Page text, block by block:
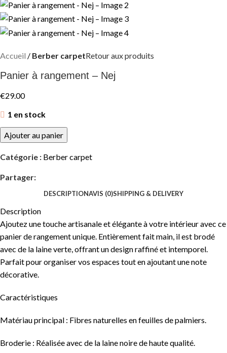
Accueil Berber carpetRetour aux produits
Panier à rangement – Nej
€29.00
1 en stock
Ajouter au panier
Catégorie : Berber carpet
Partager:
DESCRIPTIONAVIS (0)SHIPPING & DELIVERY
Description
Ajoutez une touche artisanale et élégante à votre intérieur avec ce
panier de rangement unique. Entièrement fait main, il est brodé
avec de la laine verte, offrant un design raffiné et intemporel.
Parfait pour organiser vos espaces tout en ajoutant une note
décorative.
Caractéristiques
Matériau principal : Fibres naturelles en feuilles de palmiers.
Broderie : Réalisée avec de la laine noire de haute qualité.